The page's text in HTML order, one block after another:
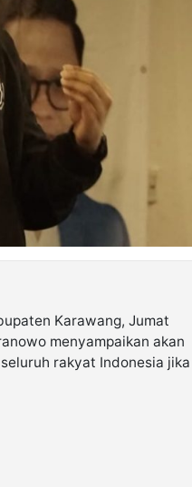
Karawang, Jumat
menyampaikan akan
rakyat Indonesia jika